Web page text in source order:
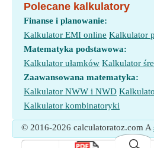
Polecane kalkulatory
Finanse i planowanie:
Kalkulator EMI online Kalkulator
Matematyka podstawowa:
Kalkulator ułamków Kalkulator
Zaawansowana matematyka:
Kalkulator NWW i NWD
Kalkulator kombinatoryki
© 2016-2026 calculatoratoz.com A